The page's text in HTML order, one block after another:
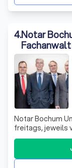
4.Notar
Notar Bochum
freitags, jeweils
dieser
auf Anfrage
nach
oder samstags